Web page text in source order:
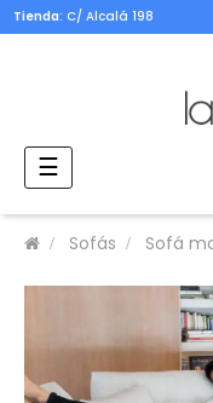
Tienda: C/ Alcalá 198
Navegación
de
palanca
☰
Sofás
Sofá